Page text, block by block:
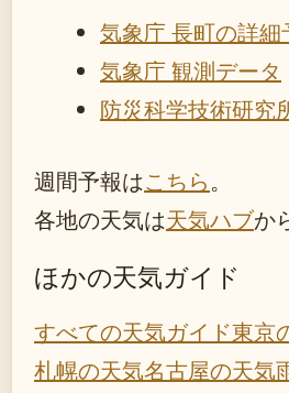
気象庁 長町の詳細
気象庁 観測データ
防災科学技術研究
週間予報はこちら。
各地の天気は天気ハブか
ほかの天気ガイド
すべての天気ガイド東京
札幌の天気名古屋の天気